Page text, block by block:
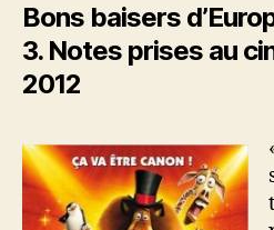
Bons baisers
3. Notes prises au
2012